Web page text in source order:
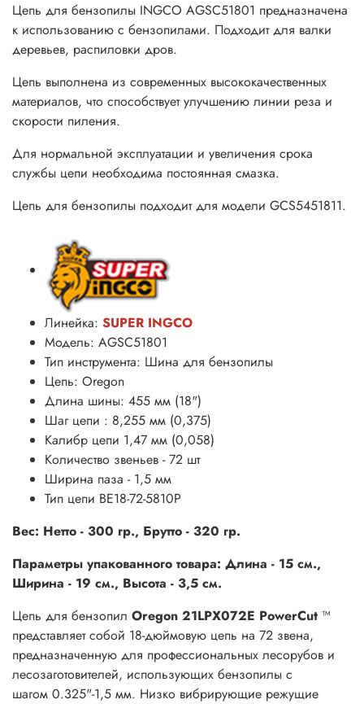
Цепь для бензопилы INGCO AGSC51801 предназначена
к использованию с бензопилами. Подходит для валки
деревьев, распиловки дров.
Цепь выполнена из современных высококачественных
материалов, что способствует улучшению линии реза и
скорости пиления.
Для нормальной эксплуатации и увеличения срока
службы цепи необходима постоянная смазка.
Цепь для бензопилы подходит для модели GCS5451811.
Линейка: SUPER INGCO
Модель: AGSC51801
Тип инструмента: Шина для бензопилы
Цепь: Oregon
Длина шины: 455 мм (18")
Шаг цепи : 8,255 мм (0,375)
Калибр цепи 1,47 мм (0,058)
Количество звеньев - 72 шт
Ширина паза - 1,5 мм
Тип цепи BE18-72-5810P
Вес: Нетто - 300 гр., Брутто - 320 гр.
Параметры упакованного товара: Длина - 15 см.,
Ширина - 19 см., Высота - 3,5 см.
Цепь для бензопил Oregon 21LPX072E PowerCut ™
представляет собой 18-дюймовую цепь на 72 звена,
предназначенную для профессиональных лесорубов и
лесозаготовителей, использующих бензопилы с
шагом 0.325"-1,5 мм. Низко вибрирующие режущие